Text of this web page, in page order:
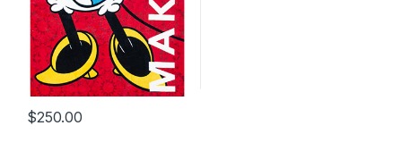
$250.00